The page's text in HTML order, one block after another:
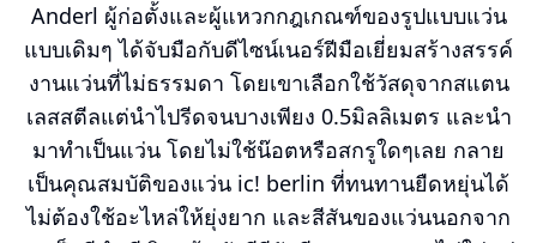
Anderl ผู้ก่อตั้งและผู้แหวกกฎเกณฑ์ของรูปแบบแว่น
แบบเดิมๆ ได้จับมือกับดีไซน์เนอร์ฝีมือเยี่ยมสร้างสรรค์
งานแว่นที่ไม่ธรรมดา โดยเขาเลือกใช้วัสดุจากสแตน
เลสสตีลแต่นำไปรีดจนบางเพียง 0.5มิลลิเมตร และนำ
มาทำเป็นแว่น โดยไม่ใช้น๊อตหรือสกรูใดๆเลย กลาย
เป็นคุณสมบัติของแว่น ic! berlin ที่ทนทานยืดหยุ่นได้
ไม่ต้องใช้อะไหล่ให้ยุ่งยาก และสีสันของแว่นนอกจาก